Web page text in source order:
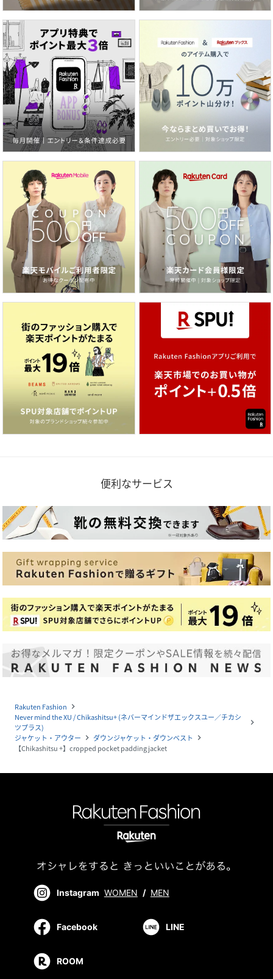
便利なサービス
Rakuten Fashion navigate_next
Never mind the XU / Chikashitsu+ (ネバーマインドザエックスユー／チカシ
ツプラス)
navigate_next
ジャケット・アウター navigate_next ダウンジャケット・ダウンベスト navigate_next
【Chikashitsu +】cropped pocket padding jacket
Instagram WOMEN / MEN
Facebook LINE
ROOM